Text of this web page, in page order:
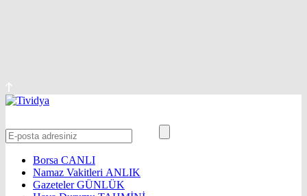
Borsa CANLI
Namaz Vakitleri ANLIK
GazetelerGÜNLÜK